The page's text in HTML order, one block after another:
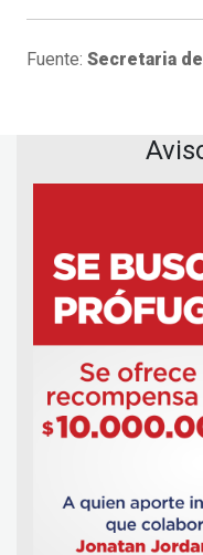
Fuente: Secretaria